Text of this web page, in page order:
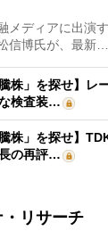
ディアに出演
信博氏が、最新…
株」を探せ】レ
検査装…
株」を探せ】
の再評…
リサーチ